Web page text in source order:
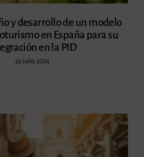
y desarrollo de un modelo
en España para su
en la PID
24 julio, 2024